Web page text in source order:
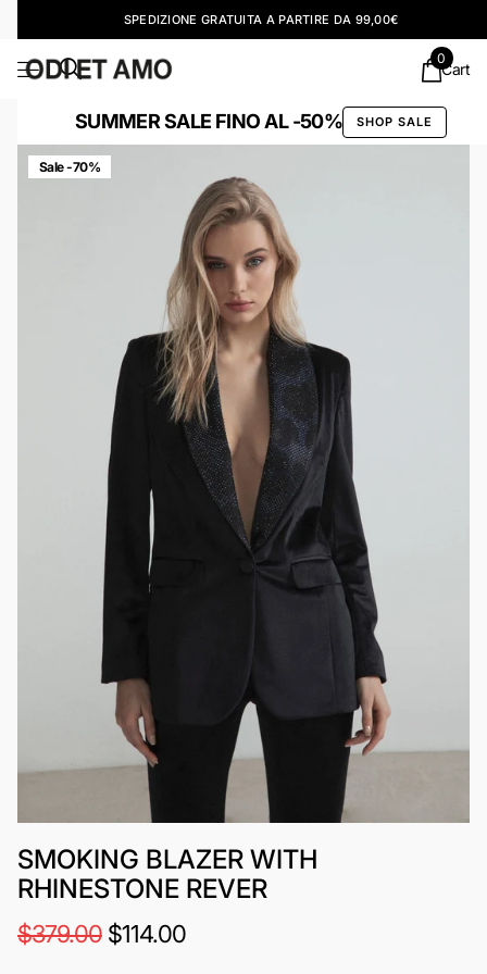
SPEDIZIONE GRATUITA A PARTIRE DA 99,00€
Cart
0
SUMMER SALE FINO AL -50% SHOP SALE
Sale -70%
SMOKING BLAZER WITH
RHINESTONE REVER
$379.00$114.00